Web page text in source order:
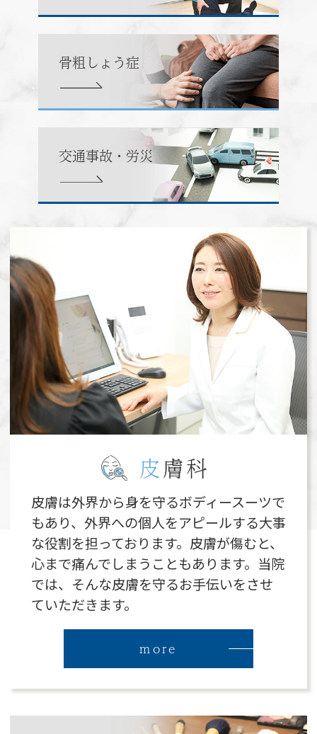
骨粗しょう症
交通事故・労災
皮膚科
皮膚は外界から身を守るボディースーツで
もあり、外界への個人をアピールする大事
な役割を担っております。皮膚が傷むと、
心まで痛んでしまうこともあります。当院
では、そんな皮膚を守るお手伝いをさせ
ていただきます。
more